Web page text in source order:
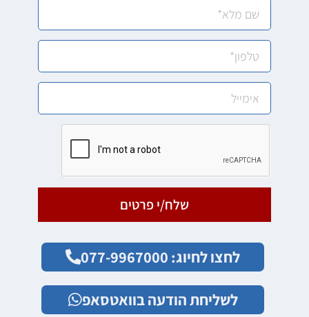
שלח/י פרטים
לחצו לחיוג: 077-9967000
לשליחת הודעה בוואטסאפ